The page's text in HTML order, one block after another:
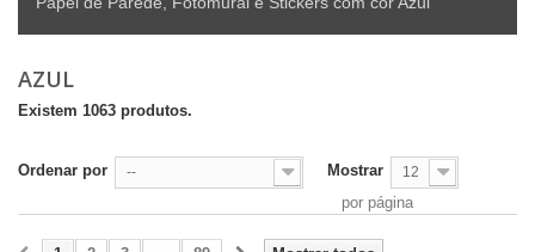
AZUL
Existem 1063 produtos.
Ordenar por -- Mostrar 12
por página